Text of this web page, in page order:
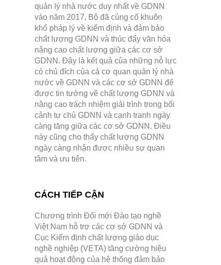
quản lý nhà nước duy nhất về GDNN
vào năm 2017, Bộ đã củng cố khuôn
khổ pháp lý về kiểm định và đảm bảo
chất lượng GDNN và thúc đẩy văn hóa
nâng cao chất lượng giữa các cơ sở
GDNN. Đây là kết quả của những nỗ lực
có chủ đích của cả cơ quan quản lý nhà
nước về GDNN và các cơ sở GDNN để
được tin tưởng về chất lượng GDNN và
nâng cao trách nhiệm giải trình trong bối
cảnh tự chủ GDNN và cạnh tranh ngày
càng tăng giữa các cơ sở GDNN. Điều
này cũng cho thấy chất lượng GDNN
ngày càng nhận được nhiều sự quan
tâm và ưu tiên.
CÁCH TIẾP CẬN
Chương trình Đổi mới Đào tạo nghề
Việt Nam hỗ trợ các cơ sở GDNN và
Cục Kiểm định chất lượng giáo dục
nghề nghiệp (VETA) tăng cường hiệu
quả hoạt động của hệ thống đảm bảo